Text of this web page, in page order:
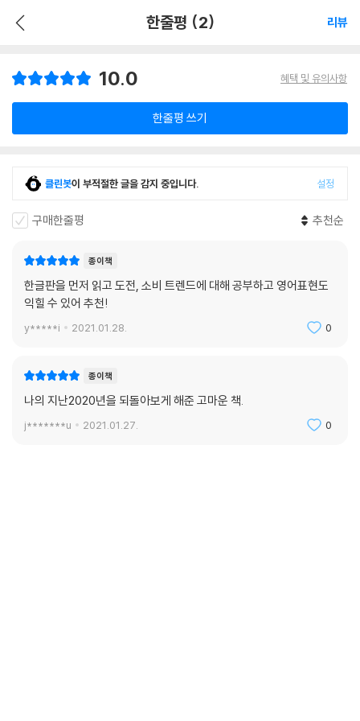
한줄평 (2) 리뷰
10.0 혜택 및 유의사항
한줄평 쓰기
클린봇이 부적절한 글을 감지 중입니다. 설정
구매한줄평 추천순
종이책
한글판을 먼저 읽고 도전, 소비 트렌드에 대해 공부하고 영어표현도
익힐 수 있어 추천!
y*****i 2021.01.28. 0
종이책
나의 지난2020년을 되돌아보게 해준 고마운 책.
j*******u 2021.01.27. 0